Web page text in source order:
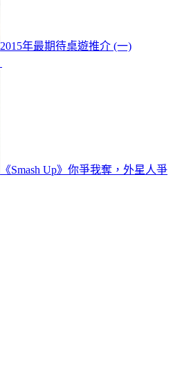
2015年最期待桌遊推介 (一)
《Smash Up》你爭我奪，外星人爭